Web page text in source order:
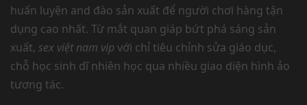
huấn luyện and đào sản xuất để người chơi hàng tận
dụng cao nhất. Từ mắt quan giáp bứt phá sáng sản
xuất, sex việt nam vip với chỉ tiêu chỉnh sửa giáo dục,
chỗ học sinh dĩ nhiên học qua nhiều giao diện hình ảo
tương tác.